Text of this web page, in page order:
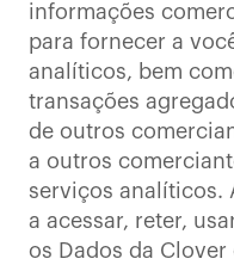
informações
para fornecer a
analíticos, bem
transações
de outros
a outros
serviços analíticos.
a acessar, reter,
os Dados da